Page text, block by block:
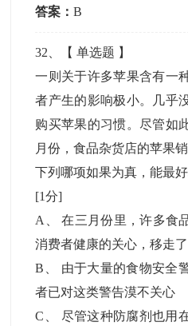
答案：B
32 、【单选题 】
一则关于许多苹果含有一
者产生的影响极小。几乎
购买苹果的习惯。尽管如
月份，食品杂货店的苹果
下列哪项如果为真，能最
[1分]
A
、在三月份里，许多食
消费者健康的关心，移走
B
由于大量的食物安全
者已对这类警告漠不关心
C
尽管这种防腐剂也用